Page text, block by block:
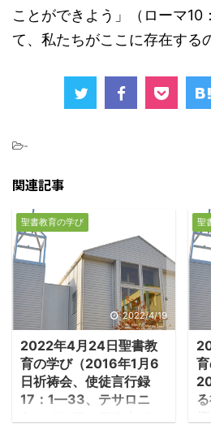
ことができよう」（ローマ10
て、私たちがここに存在する
-
関連記事
聖書教育の学び
2022/4/19
2022年4月24日聖書教
育の学び（2016年1月6
日祈祷会、使徒言行録
17：1—33、テサロニ
聖